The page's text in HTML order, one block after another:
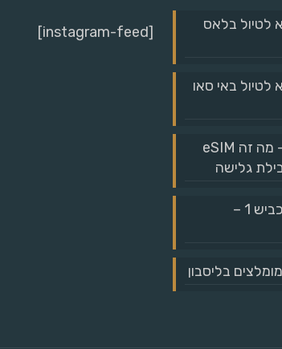
לטיול בלאס
באי סאו
eSIM לחו"ל – מה זה eSIM
גלישה
מסלול טיול בכביש 1 –
בליסבון
[instagram-feed]